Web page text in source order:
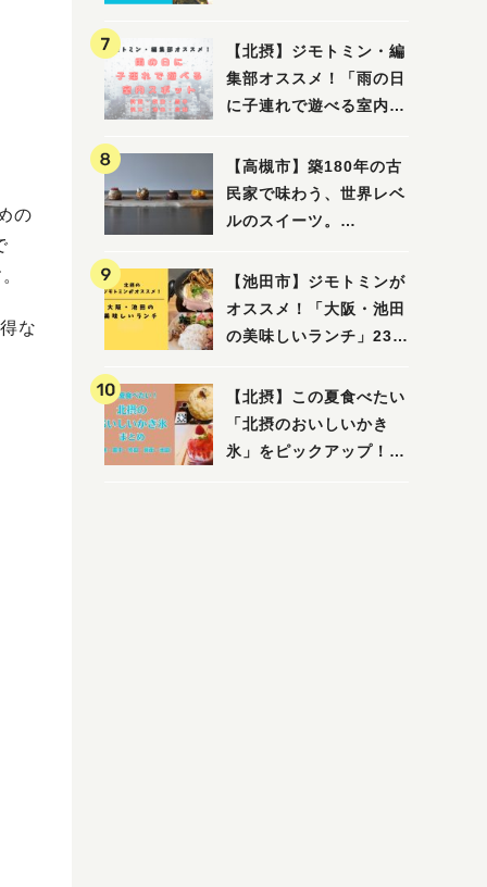
の
な
吹田・茨木・高槻）
【北摂】ジモトミン・編
集部オススメ！「雨の日
に子連れで遊べる室内ス
箕面・吹田・豊中・茨
木・池田）
【高槻市】築180年の古
民家で味わう、世界レベ
ルのスイーツ。
月3日にオープン！（教
えたい/教えて）
【池田市】ジモトミンが
オススメ！「大阪・池田
の美味しいランチ」23
【北摂】この夏食べたい
「北摂のおいしいかき
氷」をピックアップ！